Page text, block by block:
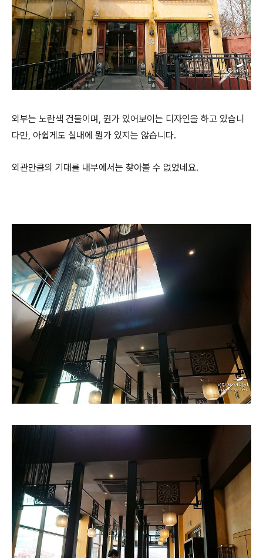
외부는 노란색 건물이며, 뭔가 있어보이는 디자인을 하고 있습니
다만, 아쉽게도 실내에 뭔가 있지는 않습니다.
외관만큼의 기대를 내부에서는 찾아볼 수 없었네요.